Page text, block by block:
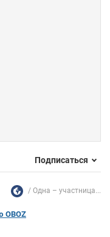
Подписаться
Одна – участница...
OBOZ